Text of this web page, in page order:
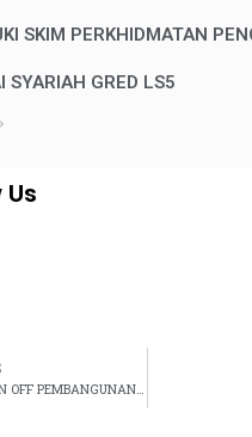
SKIM PERKHIDMATAN
SYARIAH GRED LS5
MAJLIS SIGN OFF PEMBANGUNAN PELAN STRATEGIK PENDIGITALAN (PSP) 2021-2025 DAN MAJLIS MENANDATANGANI PIAGAM PERUNDINGAN E-SYARIAH VERSI 3